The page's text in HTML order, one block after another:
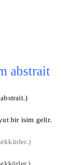
abstrait
bir isim gelir.